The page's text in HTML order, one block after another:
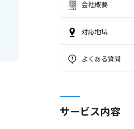
会社概要
対応地域
よくある質問
サービス内容